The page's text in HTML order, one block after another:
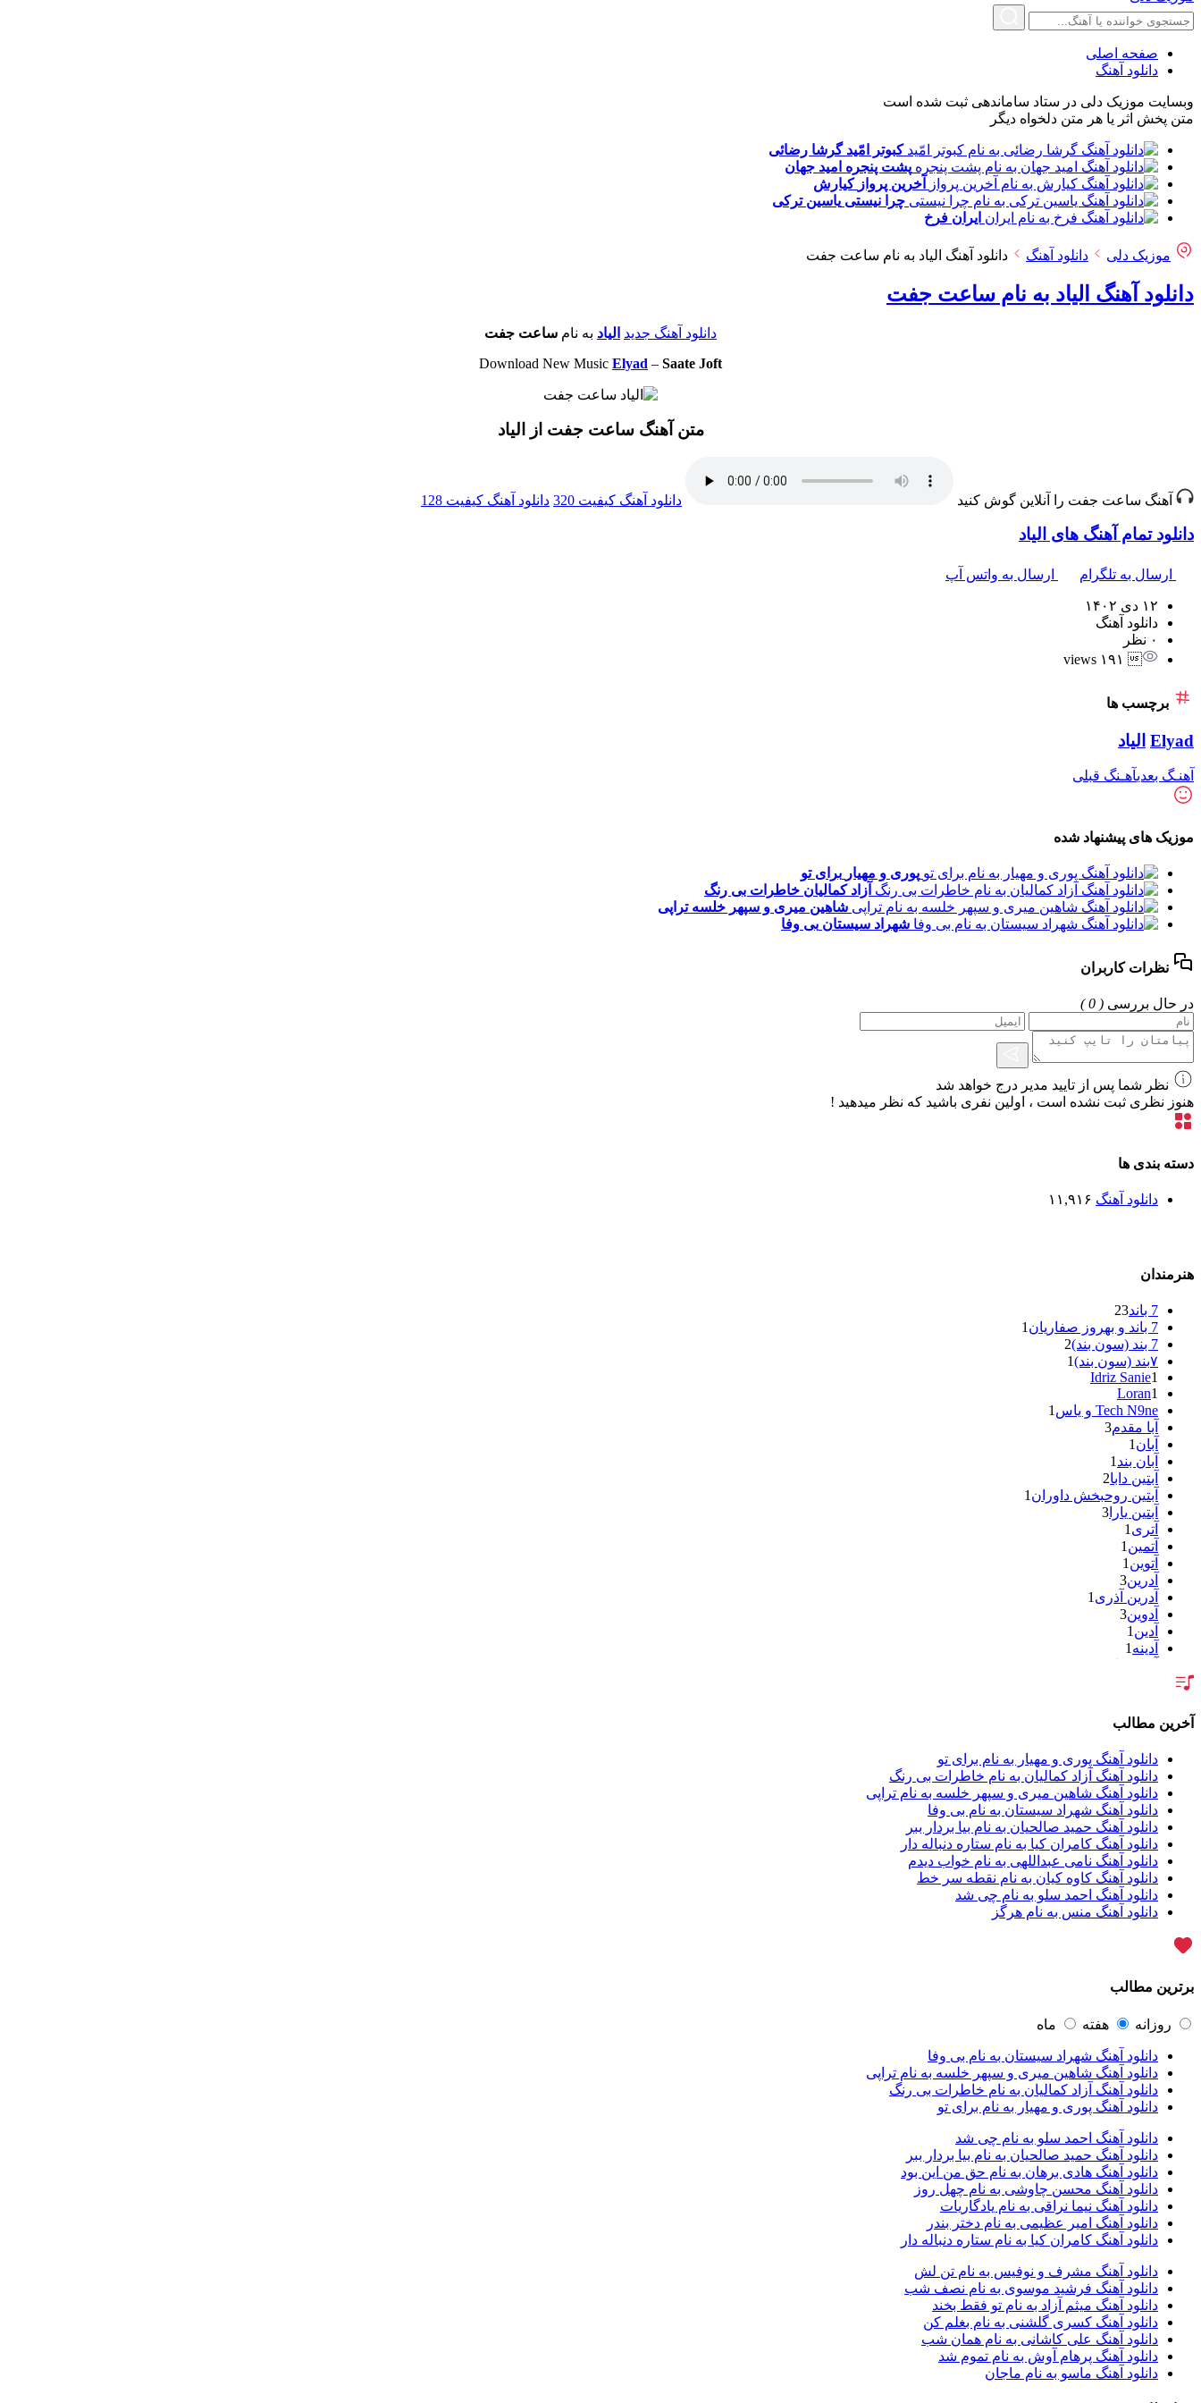
صفحه اصلی
دانلود آهنگ
وبسایت موزیک دلی در ستاد ساماندهی ثبت شده است
متن پخش اثر یا هر متن دلخواه دیگر
کبوتر امّید گرشا رضائی
پشت پنجره امید جهان
آخرین پرواز کیارش
چرا نیستی یاسین ترکی
ایران فرخ
موزیک دلی دانلود آهنگ دانلود آهنگ الیاد به نام ساعت جفت
دانلود آهنگ الیاد به نام ساعت جفت
دانلود آهنگ جدید الیاد به نام ساعت جفت
Download New Music Elyad – Saate Joft
متن آهنگ ساعت جفت از الیاد
آهنگ ساعت جفت را آنلاین گوش کنید دانلود آهنگ کیفیت 320 دانلود آهنگ کیفیت 128
دانلود تمام آهنگ های الیاد
ارسال به تلگرام ارسال به واتس آپ
۱۲ دی ۱۴۰۲
دانلود آهنگ
۰ نظر
۱۹۱ views
برچسب ها
Elyad الیاد
آهنـگ بعدیآهـنگ قبلی
موزیک های پیشنهاد شده
پوری و مهیار برای تو
آزاد کمالیان خاطرات بی رنگ
شاهین میری و سپهر خلسه تراپی
شهراد سیستان بی وفا
نظرات کاربران
در حال بررسی ( 0 )
نظر شما پس از تایید مدیر درج خواهد شد
هنوز نظری ثبت نشده است ، اولین نفری باشید که نظر میدهید !
دسته بندی ها
دانلود آهنگ ۱۱,۹۱۶
هنرمندان
7 باند
23
7 باند و بهروز صفاریان
1
7 بند (سون بند)
2
۷بند (سون بند)
1
Idriz Sanie1
Loran1
Tech N9ne و یاس
1
آبا مقدم3
آبان1
آبان بند1
آبتین دابا2
آبتین روحبخش داوران1
آبتین یارا 3
آتری1
آتمین1
آتوین1
آدرین3
آدرین آذری1
آدوین3
آدین1
آدینه1
آراد عباسی
آراز5
آراز آرا
آراز المان2
آراز نصیری1
آراکو1
آراکوم3
آران2
آران براتی1
آران براتی و ایمان حمیدی1
آران، مُوِرس و وینتِرس1
آرپژ1
آرتا1
آرتان گادلی
آرتين شاهوران1
آرتین1
آرتین بهادری12
آرتین سلیمانی1
آردا1
آرسام سالار1
آرسین2
آرش AP1
آرش AP و مسیح
29
آرش آج1
آرش آرام1
آرش ای پی2
آرش تشکری
آرش جلالی و آقا فرا1
آرش حسینی1
آرش خان احمدی1
آرش داوری1
آرش رادان1
آرش رستمى1
آرش شعبانی2
آخرین مطالب
دانلود آهنگ پوری و مهیار به نام برای تو
دانلود آهنگ آزاد کمالیان به نام خاطرات بی رنگ
دانلود آهنگ شاهین میری و سپهر خلسه به نام تراپی
دانلود آهنگ شهراد سیستان به نام بی وفا
دانلود آهنگ حمید صالحیان به نام بیا بردار ببر
دانلود آهنگ کامران کیا به نام ستاره دنباله دار
دانلود آهنگ نامی عبداللهی به نام خواب دیدم
دانلود آهنگ کاوه کیان به نام نقطه سر خط
دانلود آهنگ احمد سلو به نام چی شد
دانلود آهنگ منس به نام هرگز
برترین مطالب
روزانه هفته ماه
دانلود آهنگ شهراد سیستان به نام بی وفا
دانلود آهنگ شاهین میری و سپهر خلسه به نام تراپی
دانلود آهنگ آزاد کمالیان به نام خاطرات بی رنگ
دانلود آهنگ پوری و مهیار به نام برای تو
دانلود آهنگ احمد سلو به نام چی شد
دانلود آهنگ حمید صالحیان به نام بیا بردار ببر
دانلود آهنگ هادی برهان به نام حق من این بود
دانلود آهنگ محسن چاوشی به نام چهل روز
دانلود آهنگ نیما نراقی به نام یادگاریات
دانلود آهنگ امیر عظیمی به نام دختر بندر
دانلود آهنگ کامران کیا به نام ستاره دنباله دار
دانلود آهنگ مشرف و نوفیس به نام تن لش
دانلود آهنگ فرشید موسوی به نام نصف شب
دانلود آهنگ میثم آزاد به نام تو فقط بخند
دانلود آهنگ کسری گلشنی به نام بغلم کن
دانلود آهنگ علی کاشانی به نام همان شب
دانلود آهنگ پرهام آوش به نام تموم شد
دانلود آهنگ ماسو به نام ماجان